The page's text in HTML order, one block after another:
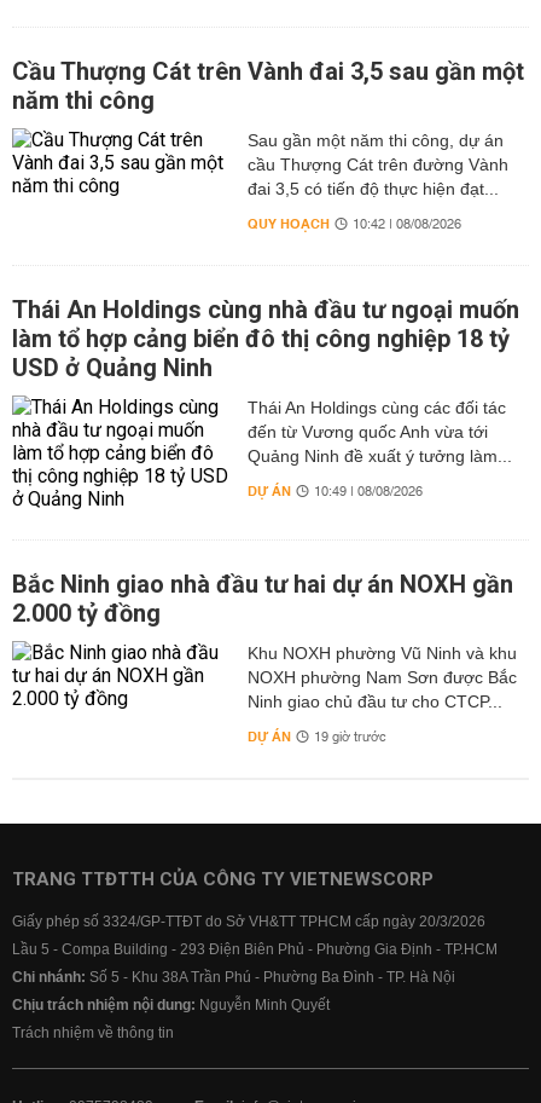
Cầu Thượng Cát trên Vành đai 3,5 sau gần một
năm thi công
Sau gần một năm thi công, dự án
cầu Thượng Cát trên đường Vành
đai 3,5 có tiến độ thực hiện đạt...
QUY HOẠCH 10:42 | 08/08/2026
Thái An Holdings cùng nhà đầu tư ngoại muốn
làm tổ hợp cảng biển đô thị công nghiệp 18 tỷ
USD ở Quảng Ninh
Thái An Holdings cùng các đối tác
đến từ Vương quốc Anh vừa tới
Quảng Ninh đề xuất ý tưởng làm...
DỰ ÁN 10:49 | 08/08/2026
Bắc Ninh giao nhà đầu tư hai dự án NOXH gần
2.000 tỷ đồng
Khu NOXH phường Vũ Ninh và khu
NOXH phường Nam Sơn được Bắc
Ninh giao chủ đầu tư cho CTCP...
DỰ ÁN 19 giờ trước
TRANG TTĐTTH CỦA CÔNG TY VIETNEWSCORP
Giấy phép số 3324/GP-TTĐT do Sở VH&TT TPHCM cấp ngày 20/3/2026
Lầu 5 - Compa Building - 293 Điện Biên Phủ - Phường Gia Định - TP.HCM
Chi nhánh: Số 5 - Khu 38A Trần Phú - Phường Ba Đình - TP. Hà Nội
Chịu trách nhiệm nội dung: Nguyễn Minh Quyết
Trách nhiệm về thông tin